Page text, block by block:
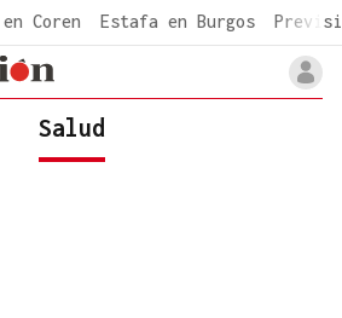
Coren Estafa en Burgos
Salud